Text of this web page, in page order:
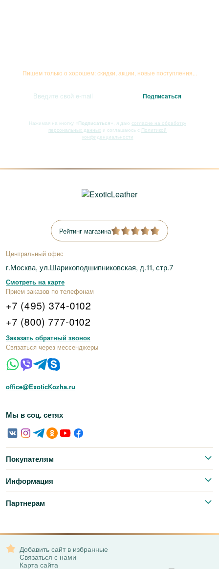
Пишем только о хорошем: скидки, акции, новые поступления...
Нажимая на кнопку «Подписаться» , я даю согласие на обработку
персональных данных и соглашаюсь с Политикой
конфиденциальности
Рейтинг магазина
Центральный офис
г.Москва, ул.Шарикоподшипниковская, д.11, стр.7
Смотреть на карте
Прием заказов по телефонам
+7 (495) 374-0102
+7 (800) 777-0102
Заказать обратный звонок
Связаться через мессенджеры
office@ExoticKozha.ru
Мы в соц. сетях
Покупателям
Информация
Партнерам
Добавить сайт в избранные
Связаться с нами
Карта сайта